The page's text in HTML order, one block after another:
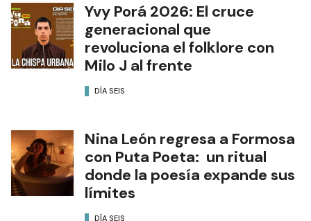
Yvy Porá 2026: El cruce
generacional que
revoluciona el folklore con
Milo J al frente
DÍA SEIS
Nina León regresa a Formosa
con Puta Poeta: un ritual
donde la poesía expande sus
límites
DÍA SEIS